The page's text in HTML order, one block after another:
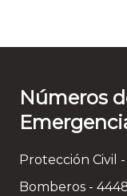
Números
Protección Civil
Bomberos -